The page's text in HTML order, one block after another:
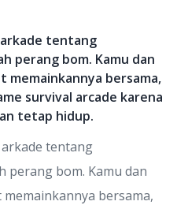
arkade tentang
perang bom. Kamu dan
memainkannya bersama,
survival arcade karena
tetap hidup.
tentang
perang bom. Kamu dan
bersama,